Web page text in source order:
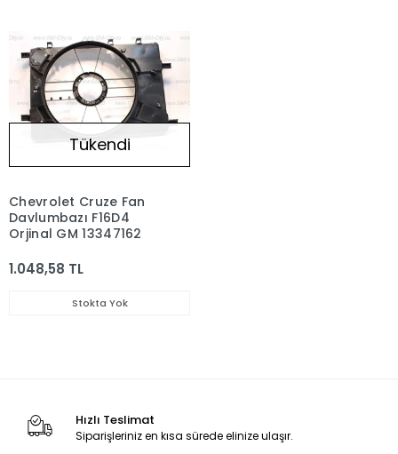
Tükendi
Chevrolet Cruze Fan
Davlumbazı F16D4
Orjinal GM 13347162
1.048,58 TL
Stokta Yok
Hızlı Teslimat
Siparişleriniz en kısa sürede elinize ulaşır.